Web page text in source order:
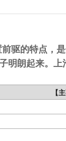
前驱的特点，
明朗起来。
【